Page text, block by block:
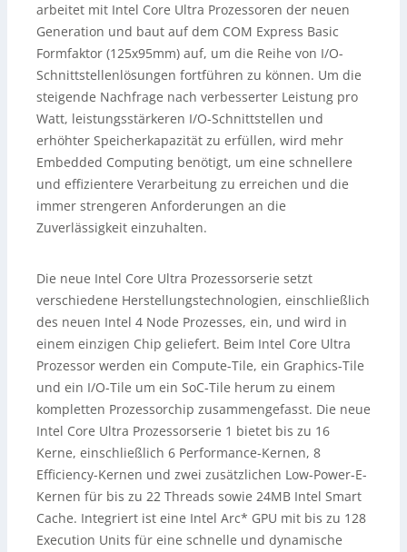
arbeitet mit Intel Core Ultra Prozessoren der neuen
Generation und baut auf dem COM Express Basic
Formfaktor (125x95mm) auf, um die Reihe von I/O-
Schnittstellenlösungen fortführen zu können. Um die
steigende Nachfrage nach verbesserter Leistung pro
Watt, leistungsstärkeren I/O-Schnittstellen und
erhöhter Speicherkapazität zu erfüllen, wird mehr
Embedded Computing benötigt, um eine schnellere
und effizientere Verarbeitung zu erreichen und die
immer strengeren Anforderungen an die
Zuverlässigkeit einzuhalten.
Die neue Intel Core Ultra Prozessorserie setzt
verschiedene Herstellungstechnologien, einschließlich
des neuen Intel 4 Node Prozesses, ein, und wird in
einem einzigen Chip geliefert. Beim Intel Core Ultra
Prozessor werden ein Compute-Tile, ein Graphics-Tile
und ein I/O-Tile um ein SoC-Tile herum zu einem
kompletten Prozessorchip zusammengefasst. Die neue
Intel Core Ultra Prozessorserie 1 bietet bis zu 16
Kerne, einschließlich 6 Performance-Kernen, 8
Efficiency-Kernen und zwei zusätzlichen Low-Power-E-
Kernen für bis zu 22 Threads sowie 24MB Intel Smart
Cache. Integriert ist eine Intel Arc* GPU mit bis zu 128
Execution Units für eine schnelle und dynamische